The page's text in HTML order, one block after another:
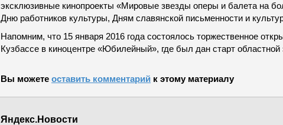
эксклюзивные кинопроекты «Мировые звезды оперы и балета на
Дню работников культуры, Дням славянской письменности и
Напомним, что 15 января 2016 года состоялось торжественное
Кузбассе в киноцентре «Юбилейный», где был дан старт
Вы можете оставить комментарий к этому материалу
Яндекс.Новости